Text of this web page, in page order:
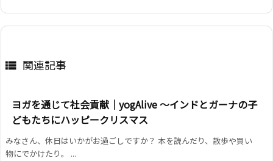
 関連記事
ヨガを通じて社会貢献｜yogAlive ～インドとガーナの子
どもたちにハッピークリスマス
みなさん、休日はいかがお過ごしですか？ 本を読んだり、散歩や買い
物にでかけたり。 ...